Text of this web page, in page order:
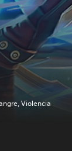
Violencia